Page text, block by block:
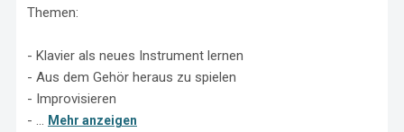
Themen:
- Klavier als neues Instrument lernen
- Aus dem Gehör heraus zu spielen
- Improvisieren
- ... Mehr anzeigen